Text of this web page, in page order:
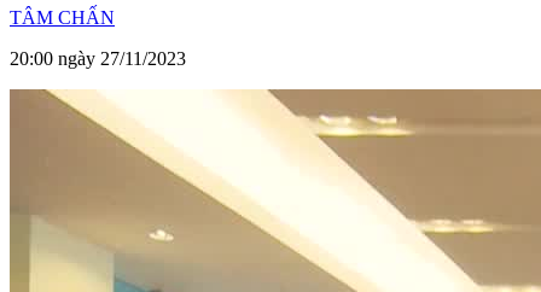
TÂM CHẤN
20:00 ngày 27/11/2023